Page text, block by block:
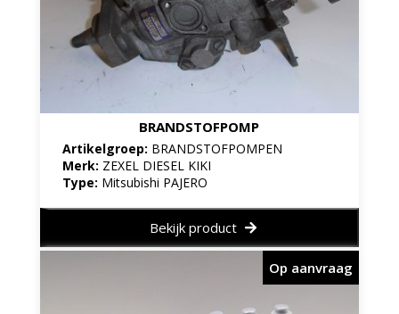
BRANDSTOFPOMP
Artikelgroep: BRANDSTOFPOMPEN
Merk: ZEXEL DIESEL KIKI
Type: Mitsubishi PAJERO
Bekijk product
Op aanvraag